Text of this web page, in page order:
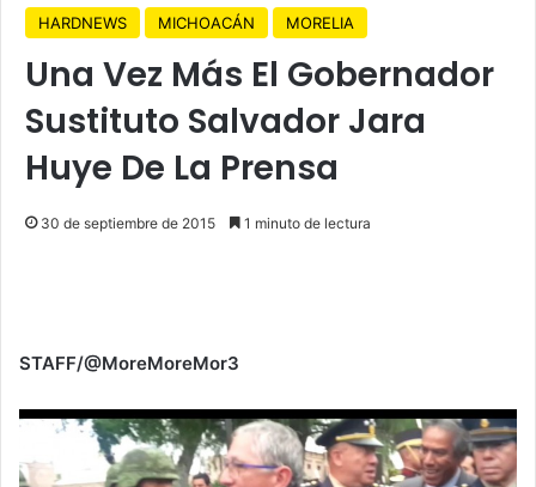
HARDNEWS MICHOACÁN MORELIA
Una Vez Más El Gobernador
Sustituto Salvador Jara
Huye De La Prensa
30 de septiembre de 2015 1 minuto de lectura
STAFF/@MoreMoreMor3